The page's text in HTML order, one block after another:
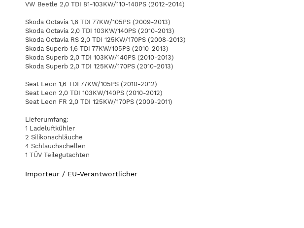
VW Beetle 2,0 TDI 81-103KW/110-140PS (2012-2014)
Skoda Octavia 1,6 TDI 77KW/105PS (2009-2013)
Skoda Octavia 2,0 TDI 103KW/140PS (2010-2013)
Skoda Octavia RS 2,0 TDI 125KW/170PS (2008-2013)
Skoda Superb 1,6 TDI 77KW/105PS (2010-2013)
Skoda Superb 2,0 TDI 103KW/140PS (2010-2013)
Skoda Superb 2,0 TDI 125KW/170PS (2010-2013)
Seat Leon 1,6 TDI 77KW/105PS (2010-2012)
Seat Leon 2,0 TDI 103KW/140PS (2010-2012)
Seat Leon FR 2,0 TDI 125KW/170PS (2009-2011)
Lieferumfang:
1 Ladeluftkühler
2 Silikonschläuche
4 Schlauchschellen
1 TÜV Teilegutachten
Importeur / EU-Verantwortlicher